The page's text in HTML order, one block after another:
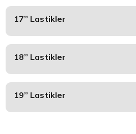
17’’ Lastikler
18’’ Lastikler
19’’ Lastikler